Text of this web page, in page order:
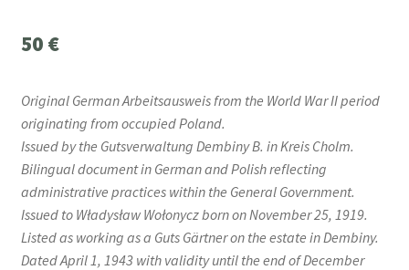
50 €
Original German Arbeitsausweis from the World War II period
originating from occupied Poland.
Issued by the Gutsverwaltung Dembiny B. in Kreis Cholm.
Bilingual document in German and Polish reflecting
administrative practices within the General Government.
Issued to Władysław Wołonycz born on November 25, 1919.
Listed as working as a Guts Gärtner on the estate in Dembiny.
Dated April 1, 1943 with validity until the end of December